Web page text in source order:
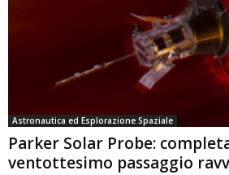
Astronautica ed Esplorazione Spaziale
Parker Solar Probe:
ventottesimo passaggio